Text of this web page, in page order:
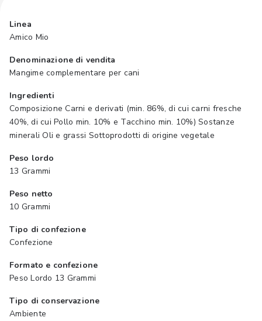
Linea
Amico Mio
Denominazione di vendita
Mangime complementare per cani
Ingredienti
Composizione Carni e derivati (min. 86%, di cui carni fresche
40%, di cui Pollo min. 10% e Tacchino min. 10%) Sostanze
minerali Oli e grassi Sottoprodotti di origine vegetale
Peso lordo
13 Grammi
Peso netto
10 Grammi
Tipo di confezione
Confezione
Formato e confezione
Peso Lordo 13 Grammi
Tipo di conservazione
Ambiente